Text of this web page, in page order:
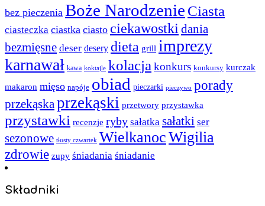
bez pieczenia Boże Narodzenie Ciasta
ciasteczka ciastka ciasto ciekawostki dania
bezmięsne deser desery dieta grill imprezy
karnawał kawa koktajle kolacja konkurs konkursy kurczak
makaron mięso napóje obiad pieczarki pieczywo porady
przekąskaprzekąski przetwory przystawka
przystawki recenzje ryby sałatka sałatki ser
sezonowe tłusty czwartek WielkanocWigilia
zdrowie zupy śniadania śniadanie
Składniki